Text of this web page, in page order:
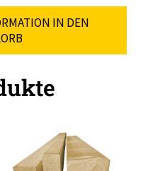
IN DEN